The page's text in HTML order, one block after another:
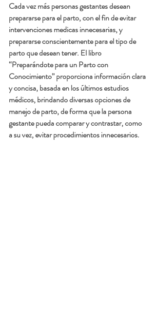
Cada vez más personas gestantes desean
prepararse para el parto, con el fin de evitar
intervenciones medicas innecesarias, y
prepararse conscientemente para el tipo de
parto que desean tener. El libro
“Preparándote para un Parto con
Conocimiento” proporciona información clara
y concisa, basada en los últimos estudios
médicos, brindando diversas opciones de
manejo de parto, de forma que la persona
gestante pueda comparar y contrastar, como
a su vez, evitar procedimientos innecesarios.